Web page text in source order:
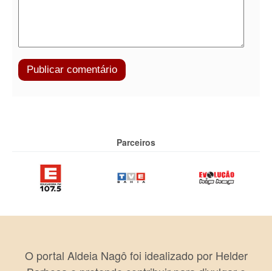
Parceiros
O portal Aldeia Nagô foi idealizado por Helder